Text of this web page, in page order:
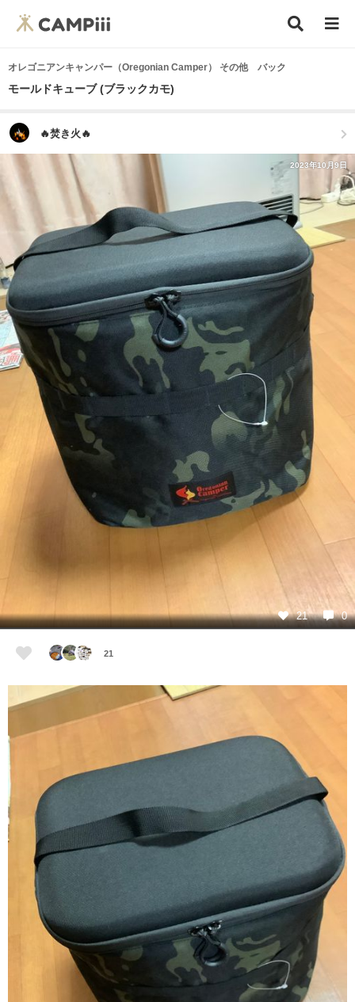
オレゴニアンキャンパー（Oregonian Camper） その他 バック
モールドキューブ (ブラックカモ)
🔥焚き火🔥
2023年10月9日
21 0
21